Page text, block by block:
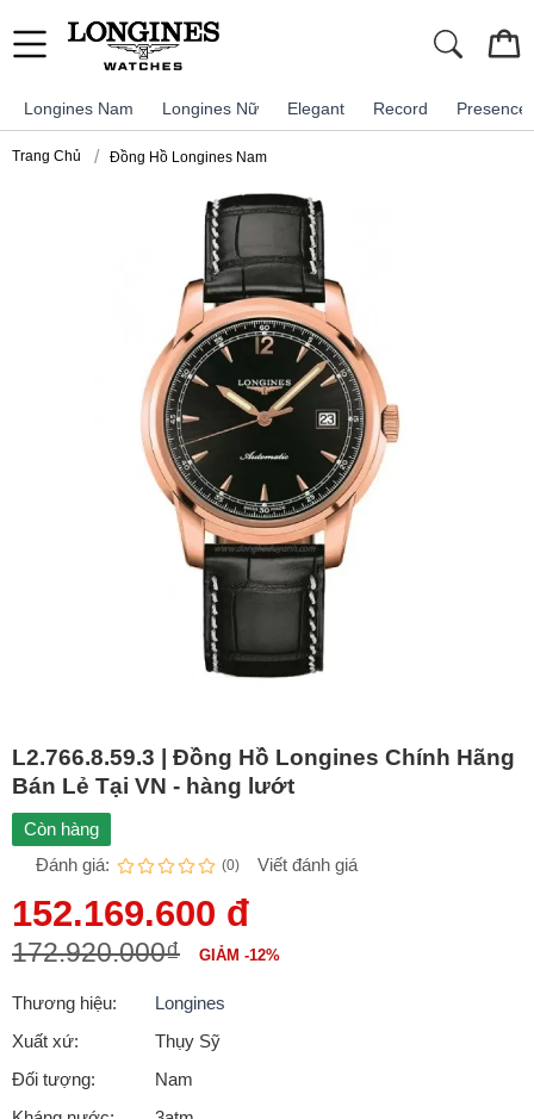
Longines Nam Longines Nữ Elegant Record Presence
Trang Chủ Đồng Hồ Longines Nam
L2.766.8.59.3 | Đồng Hồ Longines Chính Hãng
Bán Lẻ Tại VN - hàng lướt
Còn hàng
Đánh giá:
(0) Viết đánh giá
152.169.600 đ
172.920.000₫ GIẢM -12%
Thương hiệu:
Longines
Xuất xứ:
Thụy Sỹ
Đối tượng:
Nam